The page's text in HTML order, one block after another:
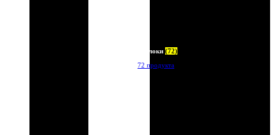
Брелоки (72)
72 продукта